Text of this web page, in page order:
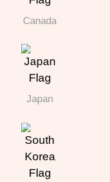
Canada
Japan